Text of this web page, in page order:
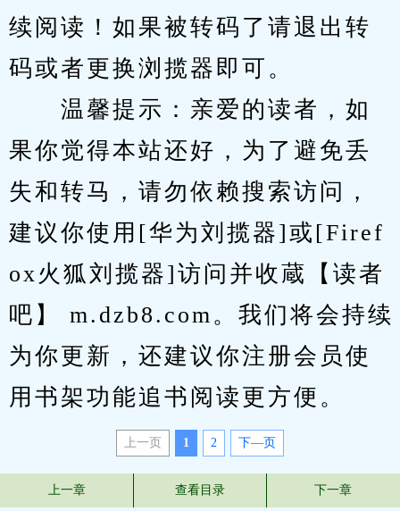
续阅读！如果被转码了请退出转
码或者更换浏揽器即可。
温馨提示：亲爱的读者，如
果你觉得本站还好，为了避免丢
失和转马，请勿依赖搜索访问，
建议你使用[华为刘揽器]或[Firef
ox火狐刘揽器]访问并收蔵【读者
吧】 m.dzb8.com。我们将会持续
为你更新，还建议你注册会员使
用书架功能追书阅读更方便。
上一页 1 2 下—页
上一章 查看目录 下一章